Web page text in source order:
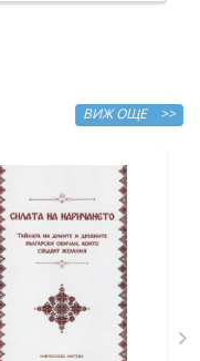
ВИЖ ОЩЕ >>